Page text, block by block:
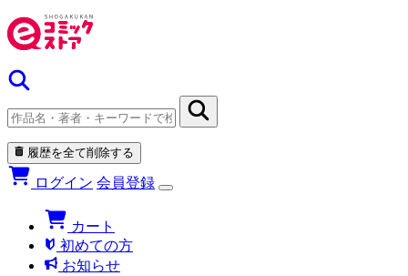
履歴を全て削除する
ログイン 会員登録
カート
初めての方
お知らせ